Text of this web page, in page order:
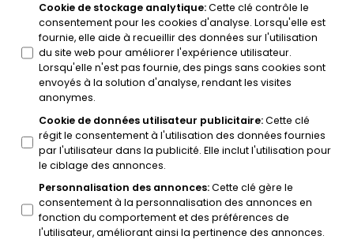
Cookie de stockage analytique:Cette clé contrôle le
consentement pour les cookies d'analyse. Lorsqu'elle est
fournie, elle aide à recueillir des données sur l'utilisation
du site web pour améliorer l'expérience utilisateur.
Lorsqu'elle n'est pas fournie, des pings sans cookies sont
envoyés à la solution d'analyse, rendant les visites
anonymes.
Cookie de données utilisateur publicitaire:Cette clé
régit le consentement à l'utilisation des données fournies
par l'utilisateur dans la publicité. Elle inclut l'utilisation pour
le ciblage des annonces.
Personnalisation des annonces:Cette clé gère le
consentement à la personnalisation des annonces en
fonction du comportement et des préférences de
l'utilisateur, améliorant ainsi la pertinence des annonces.